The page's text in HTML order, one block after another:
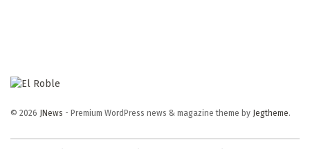
© 2026 JNews - Premium WordPress news & magazine theme by Jegtheme.